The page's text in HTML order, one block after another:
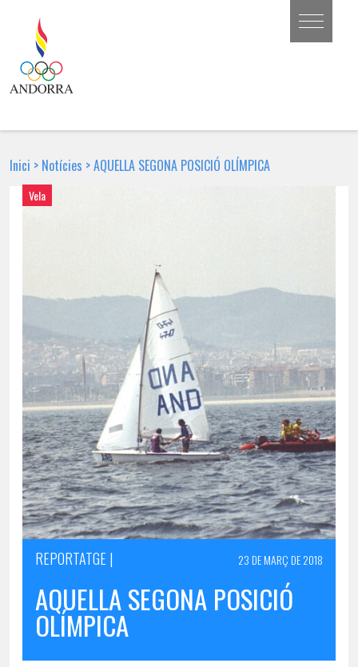
Inici > Notícies >AQUELLA SEGONA POSICIÓ OLÍMPICA
Vela
REPORTATGE | 23 DE MARÇ DE 2018
AQUELLA SEGONA POSICIÓ
OLÍMPICA